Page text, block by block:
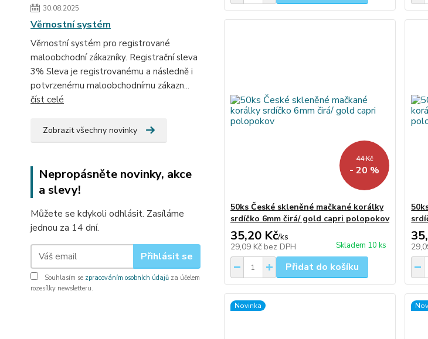
30.08.2025
Věrnostní systém
Věrnostní systém pro registrované
maloobchodní zákazníky. Registrační sleva
3% Sleva je registrovanému a následně i
potvrzenému maloobchodnímu zákazn...
číst celé
Zobrazit všechny novinky
Nepropásněte novinky, akce
a slevy!
Můžete se kdykoli odhlásit. Zasíláme
jednou za 14 dní.
Přihlásit se
Souhlasím se zpracováním osobních údajů za účelem
rozesílky newsletteru.
44 Kč
- 20 %
50ks České skleněné mačkané korálky
srdíčko 6mm čirá/ gold capri polopokov
35,20 Kč/ks
29,09 Kč bez DPH Skladem 10 ks
Přidat do košíku
Novinka